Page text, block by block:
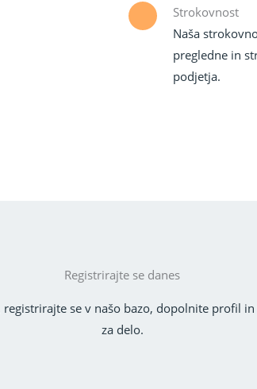
Strokovnost
Naša
pregledne in
podjetja.
Registrirajte se danes
registrirajte se v našo bazo, dopolnite profil
za delo.